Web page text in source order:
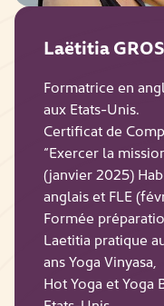
Laëtitia GROS
Formatrice en
aux Etats-Unis.
Certificat de
“Exercer la
(janvier 2025)
anglais et FLE
Formée
Laetitia pratique
ans Yoga Vinyasa,
Hot Yoga et Yoga